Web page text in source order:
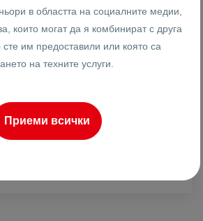
в областта на социалните медии,
които могат да я комбинират с друга
им предоставили или която са
на техните услуги.
Приеми всички